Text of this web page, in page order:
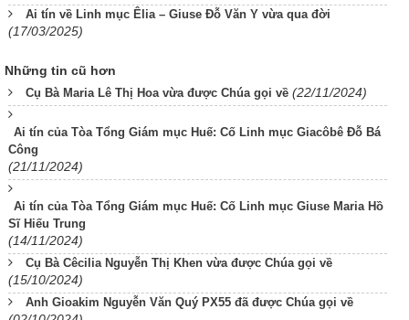
Ai tín về Linh mục Êlia – Giuse Đỗ Văn Y vừa qua đời
(17/03/2025)
Những tin cũ hơn
Cụ Bà Maria Lê Thị Hoa vừa được Chúa gọi về (22/11/2024)
Ai tín của Tòa Tổng Giám mục Huế: Cố Linh mục Giacôbê Đỗ Bá
Công
(21/11/2024)
Ai tín của Tòa Tổng Giám mục Huế: Cố Linh mục Giuse Maria Hồ
Sĩ Hiếu Trung
(14/11/2024)
Cụ Bà Cêcilia Nguyễn Thị Khen vừa được Chúa gọi về
(15/10/2024)
Anh Gioakim Nguyễn Văn Quý PX55 đã được Chúa gọi về